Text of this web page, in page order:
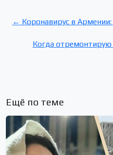
← Коронавирус в Армении:
Когда
Ещё по теме